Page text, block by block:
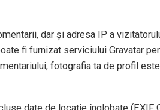
dar și adresa IP a
fi furnizat serviciului Gravatar
fotografia ta de profil